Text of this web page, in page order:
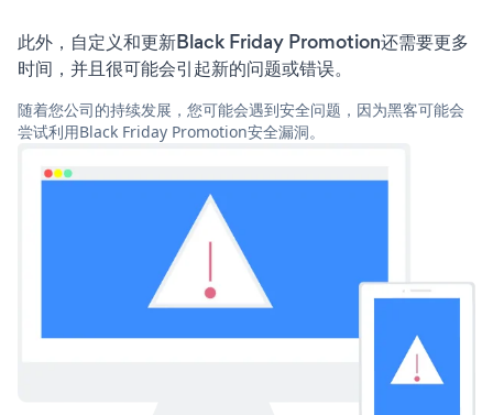
此外，自定义和更新Black Friday Promotion还需要更多
时间，并且很可能会引起新的问题或错误。
随着您公司的持续发展，您可能会遇到安全问题，因为黑客可能会
尝试利用Black Friday Promotion安全漏洞。